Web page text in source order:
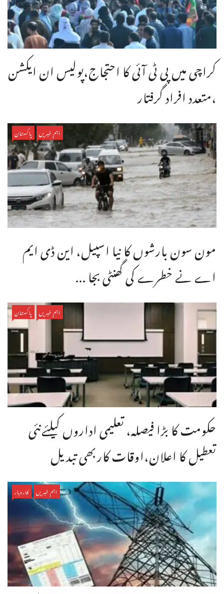
کراچی میں پی ٹی آئی کا احتجاج،پولیس ان ایکشن
،متعدد افراد گرفتار
اہم خبریں پاکستان
مون سون بارشوں کا نیا اسپیل، این ڈی ایم
اے نے خطرے کی گھنٹی بجا ...
اہم خبریں پاکستان
حکومت کا بڑا فیصلہ، تعلیمی اداروں کیلئےنئی
تعطیل کا اعلان،اوقات کاربھی تبدیل
اہم خبریں کاروبار